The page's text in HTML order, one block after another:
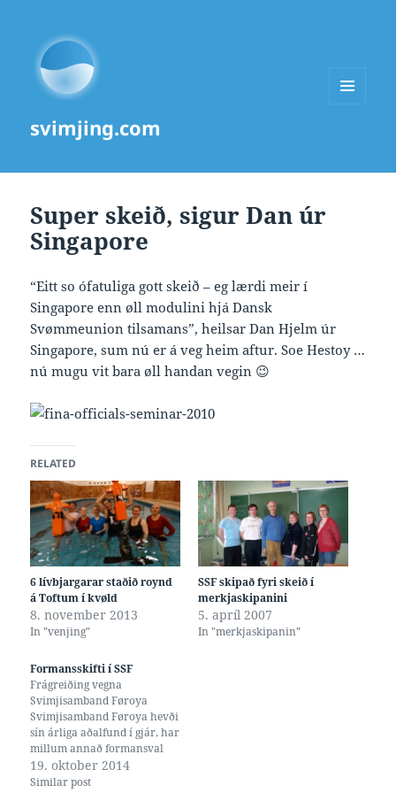
svimjing.com
Super skeið, sigur Dan úr
Singapore
“Eitt so ófatuliga gott skeið – eg lærdi meir í
Singapore enn øll modulini hjá Dansk
Svømmeunion tilsamans”, heilsar Dan Hjelm úr
Singapore, sum nú er á veg heim aftur. Soe Hestoy …
nú mugu vit bara øll handan vegin 😉
RELATED
6 lívbjargarar staðið roynd
á Toftum í kvøld
8. november 2013
In "venjing"
SSF skipað fyri skeið í
merkjaskipanini
5. apríl 2007
In "merkjaskipanin"
Formansskifti í SSF
Frágreiðing vegna
Svimjisamband Føroya
Svimjisamband Føroya hevði
sín árliga aðalfund í gjár, har
millum annað formansval
var á skránni. Eisini var ta
stórmál á skránni, at Føroyar
19. oktober 2014
Similar post